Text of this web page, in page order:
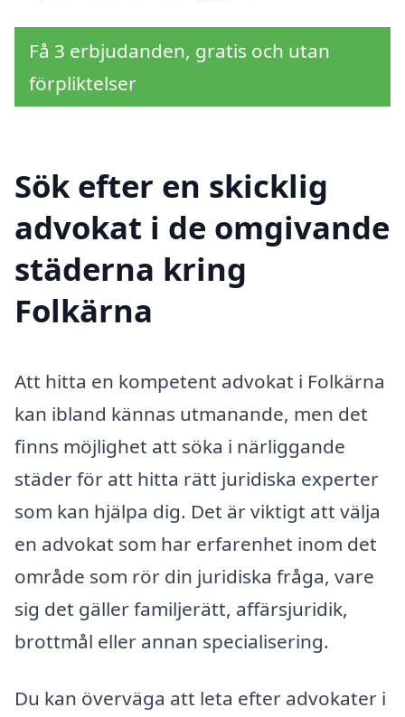
Få 3 erbjudanden, gratis och utan
förpliktelser
Sök efter en skicklig
advokat i de omgivande
städerna kring
Folkärna
Att hitta en kompetent advokat i Folkärna
kan ibland kännas utmanande, men det
finns möjlighet att söka i närliggande
städer för att hitta rätt juridiska experter
som kan hjälpa dig. Det är viktigt att välja
en advokat som har erfarenhet inom det
område som rör din juridiska fråga, vare
sig det gäller familjerätt, affärsjuridik,
brottmål eller annan specialisering.
Du kan överväga att leta efter advokater i